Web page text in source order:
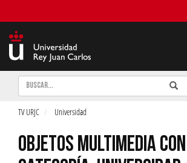
Buscar Enviar
Buscar
TV URJC Universidad
OBJETOS MULTIMEDIA CON